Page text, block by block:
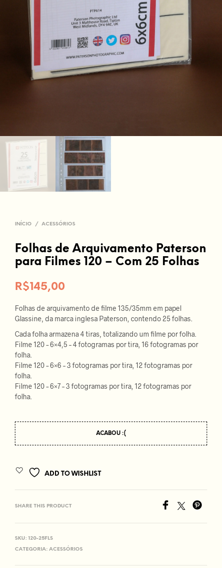
INÍCIO / ACESSÓRIOS
Folhas de Arquivamento Paterson
para Filmes 120 – Com 25 Folhas
R$145,00
Folhas de arquivamento de filme 135/35mm em papel
Glassine, da marca inglesa Paterson, contendo 25 folhas.
Cada folha armazena 4 tiras, totalizando um filme por folha.
Filme 120 – 6×4,5 – 4 fotogramas por tira, 16 fotogramas por
folha.
Filme 120 – 6×6 – 3 fotogramas por tira, 12 fotogramas por
folha.
Filme 120 – 6×7 – 3 fotogramas por tira, 12 fotogramas por
folha.
ACABOU :(
ADD TO WISHLIST
SHARE THIS PRODUCT
SKU: 120-25FLS
CATEGORIA: ACESSÓRIOS